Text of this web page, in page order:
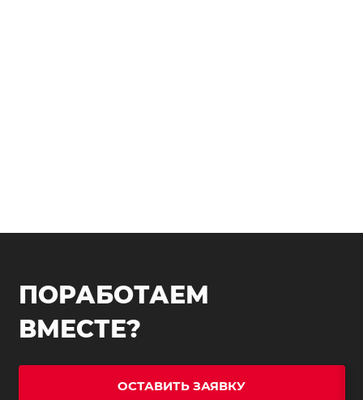
ПОРАБОТАЕМ
ВМЕСТЕ?
ОСТАВИТЬ ЗАЯВКУ